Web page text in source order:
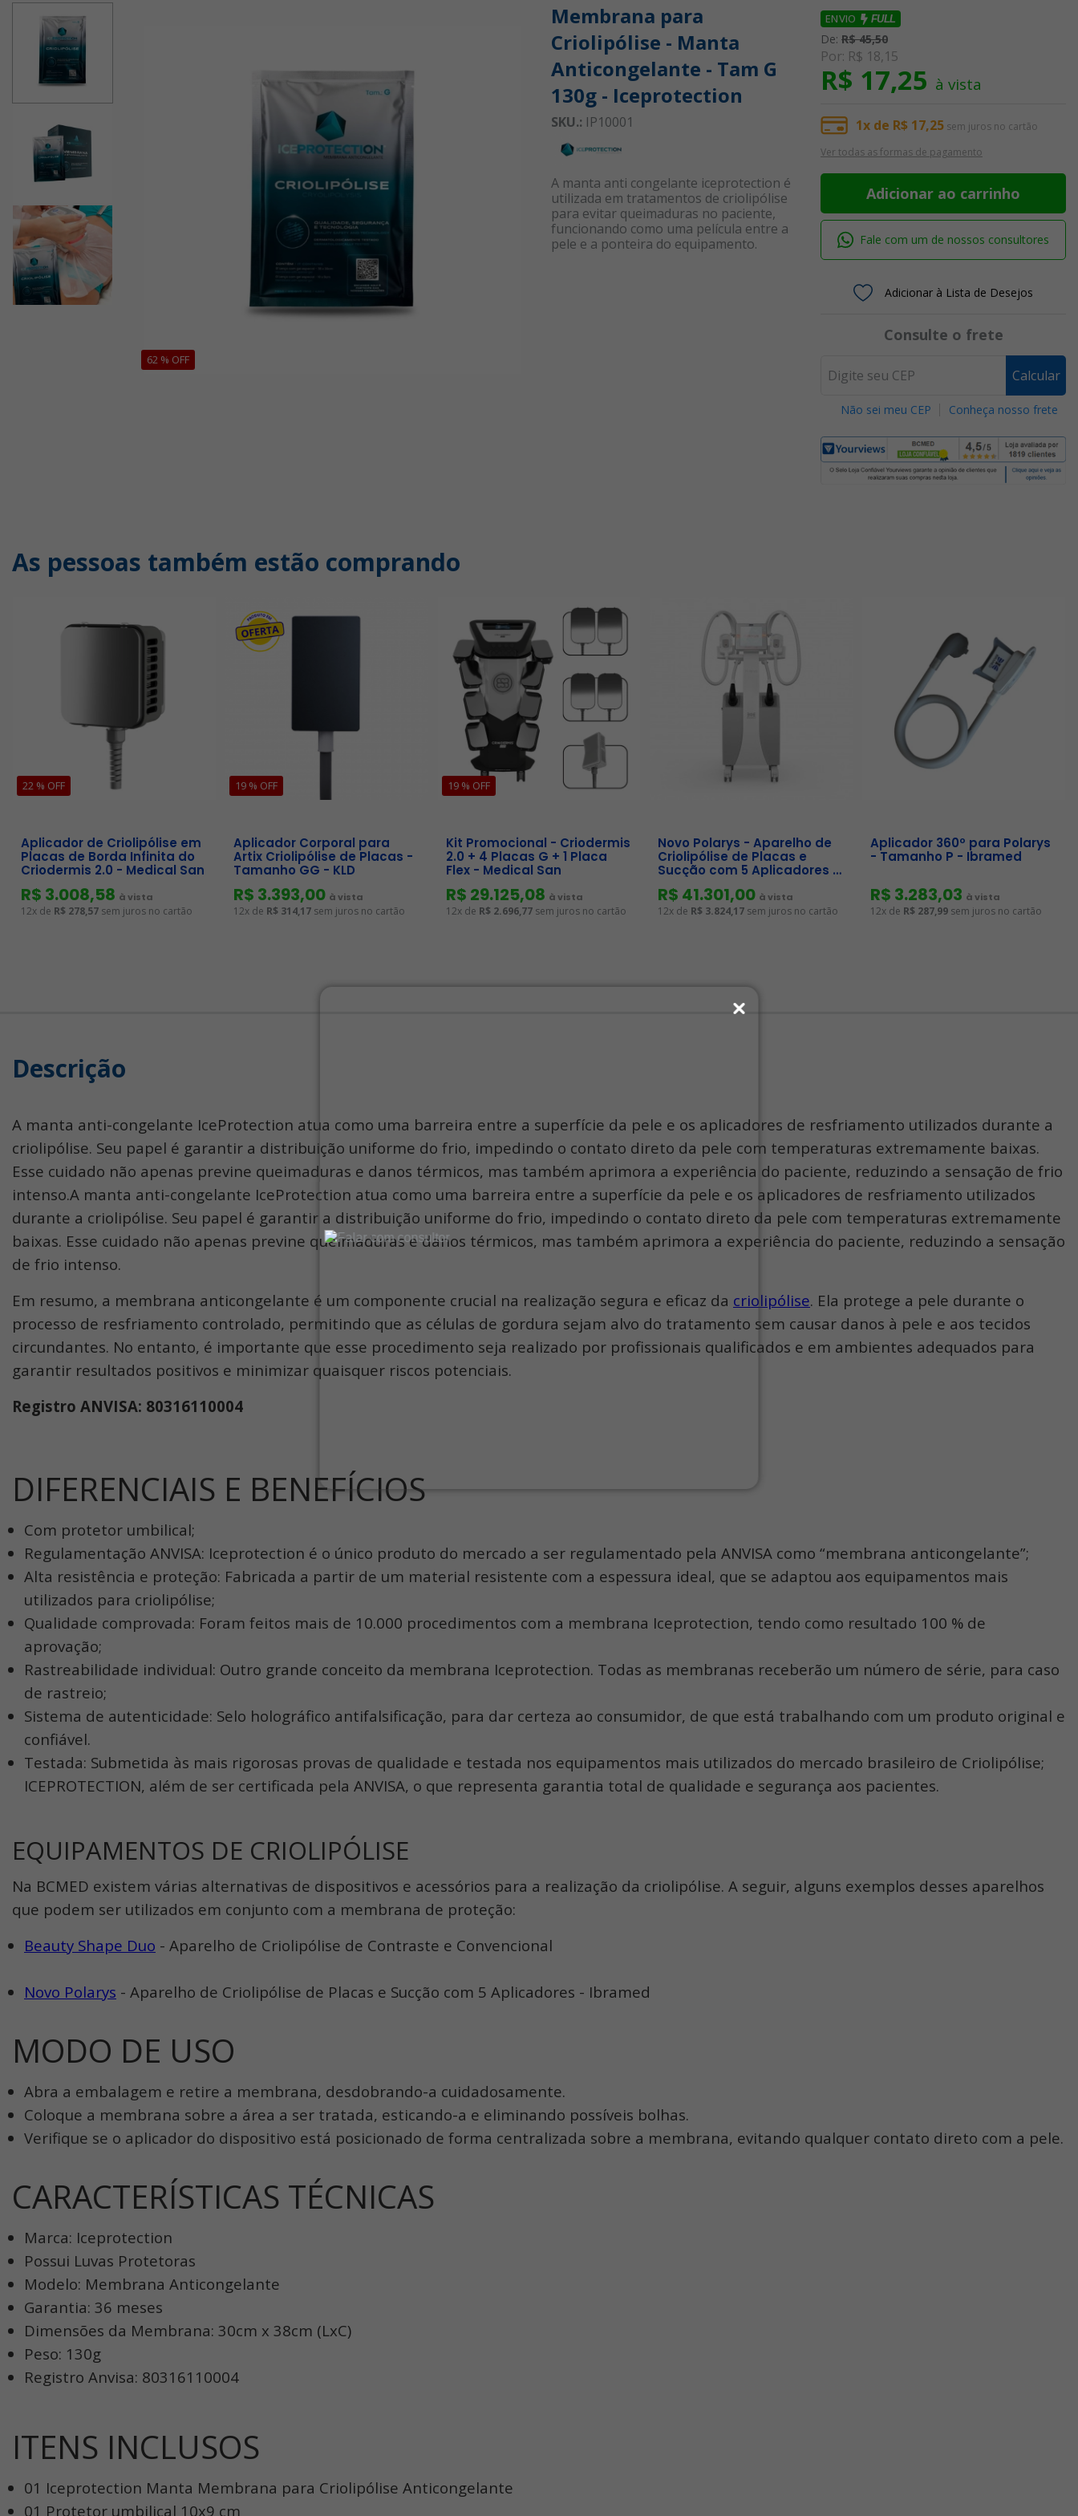
62 % OFF
Membrana para
Criolipólise - Manta
Anticongelante - Tam G
130g - Iceprotection
SKU.: IP10001
A manta anti congelante iceprotection é
utilizada em tratamentos de criolipólise
para evitar queimaduras no paciente,
funcionando como uma película entre a
pele e a ponteira do equipamento.
ENVIO FULL
De: R$ 45,50
Por: R$ 18,15
R$ 17,25 à vista
1x de R$ 17,25 sem juros no cartão
Ver todas as formas de pagamento
Adicionar ao carrinho
Fale com um de nossos consultores
Adicionar à Lista de Desejos
Consulte o frete
Calcular
Não sei meu CEP Conheça nosso frete
As pessoas também estão comprando
22 % OFF
Aplicador de Criolipólise em
Placas de Borda Infinita do
Criodermis 2.0 - Medical San
R$ 3.008,58 à vista
12x de R$ 278,57 sem juros no cartão
19 % OFF
Aplicador Corporal para
Artix Criolipólise de Placas -
Tamanho GG - KLD
R$ 3.393,00 à vista
12x de R$ 314,17sem juros no cartão
19 % OFF
Kit Promocional - Criodermis
2.0 + 4 Placas G + 1 Placa
Flex - Medical San
R$ 29.125,08 à vista
12x de R$ 2.696,77sem juros no cartão
Novo Polarys - Aparelho de
Criolipólise de Placas e
Sucção com 5 Aplicadores -
Ibramed
R$ 41.301,00 à vista
12x de R$ 3.824,17 sem juros no cartão
Aplicador 360º para Polarys
- Tamanho P - Ibramed
R$ 3.283,03 à vista
12x de R$ 287,99 sem juros no cartão
Descrição
A manta anti-congelante IceProtection atua como uma barreira entre a superfície da pele e os aplicadores de resfriamento utilizados durante a
criolipólise. Seu papel é garantir a distribuição uniforme do frio, impedindo o contato direto da pele com temperaturas extremamente baixas.
Esse cuidado não apenas previne queimaduras e danos térmicos, mas também aprimora a experiência do paciente, reduzindo a sensação de frio
intenso.A manta anti-congelante IceProtection atua como uma barreira entre a superfície da pele e os aplicadores de resfriamento utilizados
durante a criolipólise. Seu papel é garantir a distribuição uniforme do frio, impedindo o contato direto da pele com temperaturas extremamente
baixas. Esse cuidado não apenas previne queimaduras e danos térmicos, mas também aprimora a experiência do paciente, reduzindo a sensação
de frio intenso.
Em resumo, a membrana anticongelante é um componente crucial na realização segura e eficaz da criolipólise. Ela protege a pele durante o
processo de resfriamento controlado, permitindo que as células de gordura sejam alvo do tratamento sem causar danos à pele e aos tecidos
circundantes. No entanto, é importante que esse procedimento seja realizado por profissionais qualificados e em ambientes adequados para
garantir resultados positivos e minimizar quaisquer riscos potenciais.
Registro ANVISA: 80316110004
DIFERENCIAIS E BENEFÍCIOS
Com protetor umbilical;
Regulamentação ANVISA: Iceprotection é o único produto do mercado a ser regulamentado pela ANVISA como “membrana anticongelante”;
Alta resistência e proteção: Fabricada a partir de um material resistente com a espessura ideal, que se adaptou aos equipamentos mais
utilizados para criolipólise;
Qualidade comprovada: Foram feitos mais de 10.000 procedimentos com a membrana Iceprotection, tendo como resultado 100 % de
aprovação;
Rastreabilidade individual: Outro grande conceito da membrana Iceprotection. Todas as membranas receberão um número de série, para caso
de rastreio;
Sistema de autenticidade: Selo holográfico antifalsificação, para dar certeza ao consumidor, de que está trabalhando com um produto original e
confiável.
Testada: Submetida às mais rigorosas provas de qualidade e testada nos equipamentos mais utilizados do mercado brasileiro de Criolipólise;
ICEPROTECTION, além de ser certificada pela ANVISA, o que representa garantia total de qualidade e segurança aos pacientes.
EQUIPAMENTOS DE CRIOLIPÓLISE
Na BCMED existem várias alternativas de dispositivos e acessórios para a realização da criolipólise. A seguir, alguns exemplos desses aparelhos
que podem ser utilizados em conjunto com a membrana de proteção:
Beauty Shape Duo - Aparelho de Criolipólise de Contraste e Convencional
Novo Polarys - Aparelho de Criolipólise de Placas e Sucção com 5 Aplicadores - Ibramed
MODO DE USO
Abra a embalagem e retire a membrana, desdobrando-a cuidadosamente.
Coloque a membrana sobre a área a ser tratada, esticando-a e eliminando possíveis bolhas.
Verifique se o aplicador do dispositivo está posicionado de forma centralizada sobre a membrana, evitando qualquer contato direto com a pele.
CARACTERÍSTICAS TÉCNICAS
Marca: Iceprotection
Possui Luvas Protetoras
Modelo: Membrana Anticongelante
Garantia: 36 meses
Dimensões da Membrana: 30cm x 38cm (LxC)
Peso: 130g
Registro Anvisa: 80316110004
ITENS INCLUSOS
01 Iceprotection Manta Membrana para Criolipólise Anticongelante
01 Protetor umbilical 10x9 cm